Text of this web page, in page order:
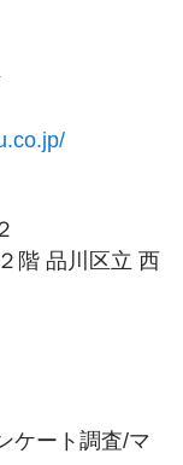
階 品川区立 西
ケート調査/マ